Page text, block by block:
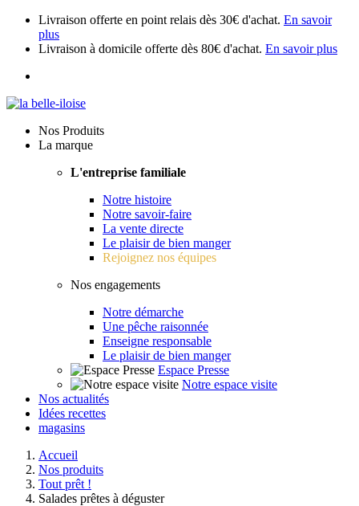
Livraison offerte en point relais dès 30€ d'achat. En savoir
plus
Livraison à domicile offerte dès 80€ d'achat. En savoir plus
Nos Produits
La marque
L'entreprise familiale
Notre histoire
Notre savoir-faire
La vente directe
Le plaisir de bien manger
Rejoignez nos équipes
Nos engagements
Notre démarche
Une pêche raisonnée
Enseigne responsable
Le plaisir de bien manger
Espace Presse
Notre espace visite
Nos actualités
Idées recettes
magasins
Accueil
Nos produits
Tout prêt !
Salades prêtes à déguster